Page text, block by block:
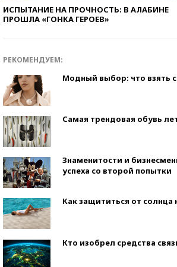
ИСПЫТАНИЕ НА ПРОЧНОСТЬ: В АЛАБИНЕ
ПРОШЛА «ГОНКА ГЕРОЕВ»
РЕКОМЕНДУЕМ:
Модный выбор: что взять с
Самая трендовая обувь
Знаменитости и
успеха со второй попытки
Как защититься от солнца
Кто изобрел средства